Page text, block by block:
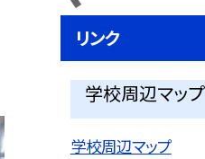
リンク
学校周辺マップ
学校周辺マップ